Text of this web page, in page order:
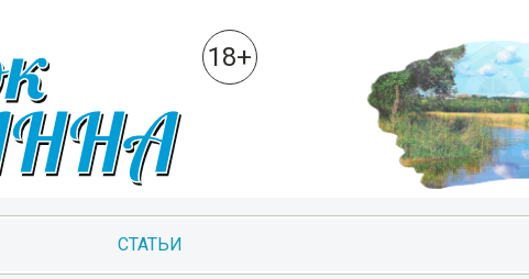
18+
СТАТЬИ